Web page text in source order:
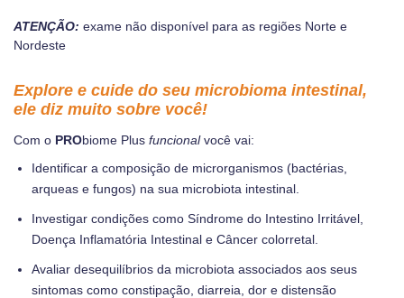
ATENÇÃO: exame não disponível para as regiões Norte e
Nordeste
Explore e cuide do seu microbioma intestinal,
ele diz muito sobre você!
Com o PRObiome Plus funcionalvocê vai:
Identificar a composição de microrganismos (bactérias,
arqueas e fungos) na sua microbiota intestinal.
Investigar condições como Síndrome do Intestino Irritável,
Doença Inflamatória Intestinal e Câncer colorretal.
Avaliar desequilíbrios da microbiota associados aos seus
sintomas como constipação, diarreia, dor e distensão